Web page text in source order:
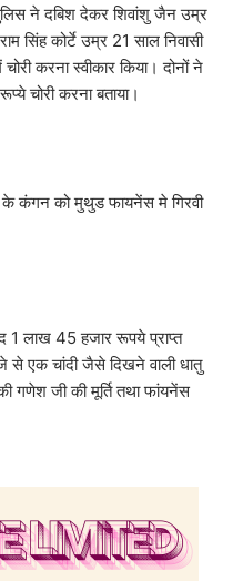
ने दबिश देकर शिवांशु जैन उम्र
सिंह कोर्टे उम्र 21 साल निवासी
करना स्वीकार किया। दोनों ने
चोरी करना बताया।
कंगन को मुथुड फायनेंस मे गिरवी
1 लाख 45 हजार रूपये प्राप्त
एक चांदी जैसे दिखने वाली धातु
गणेश जी की मूर्ति तथा फांयनेंस